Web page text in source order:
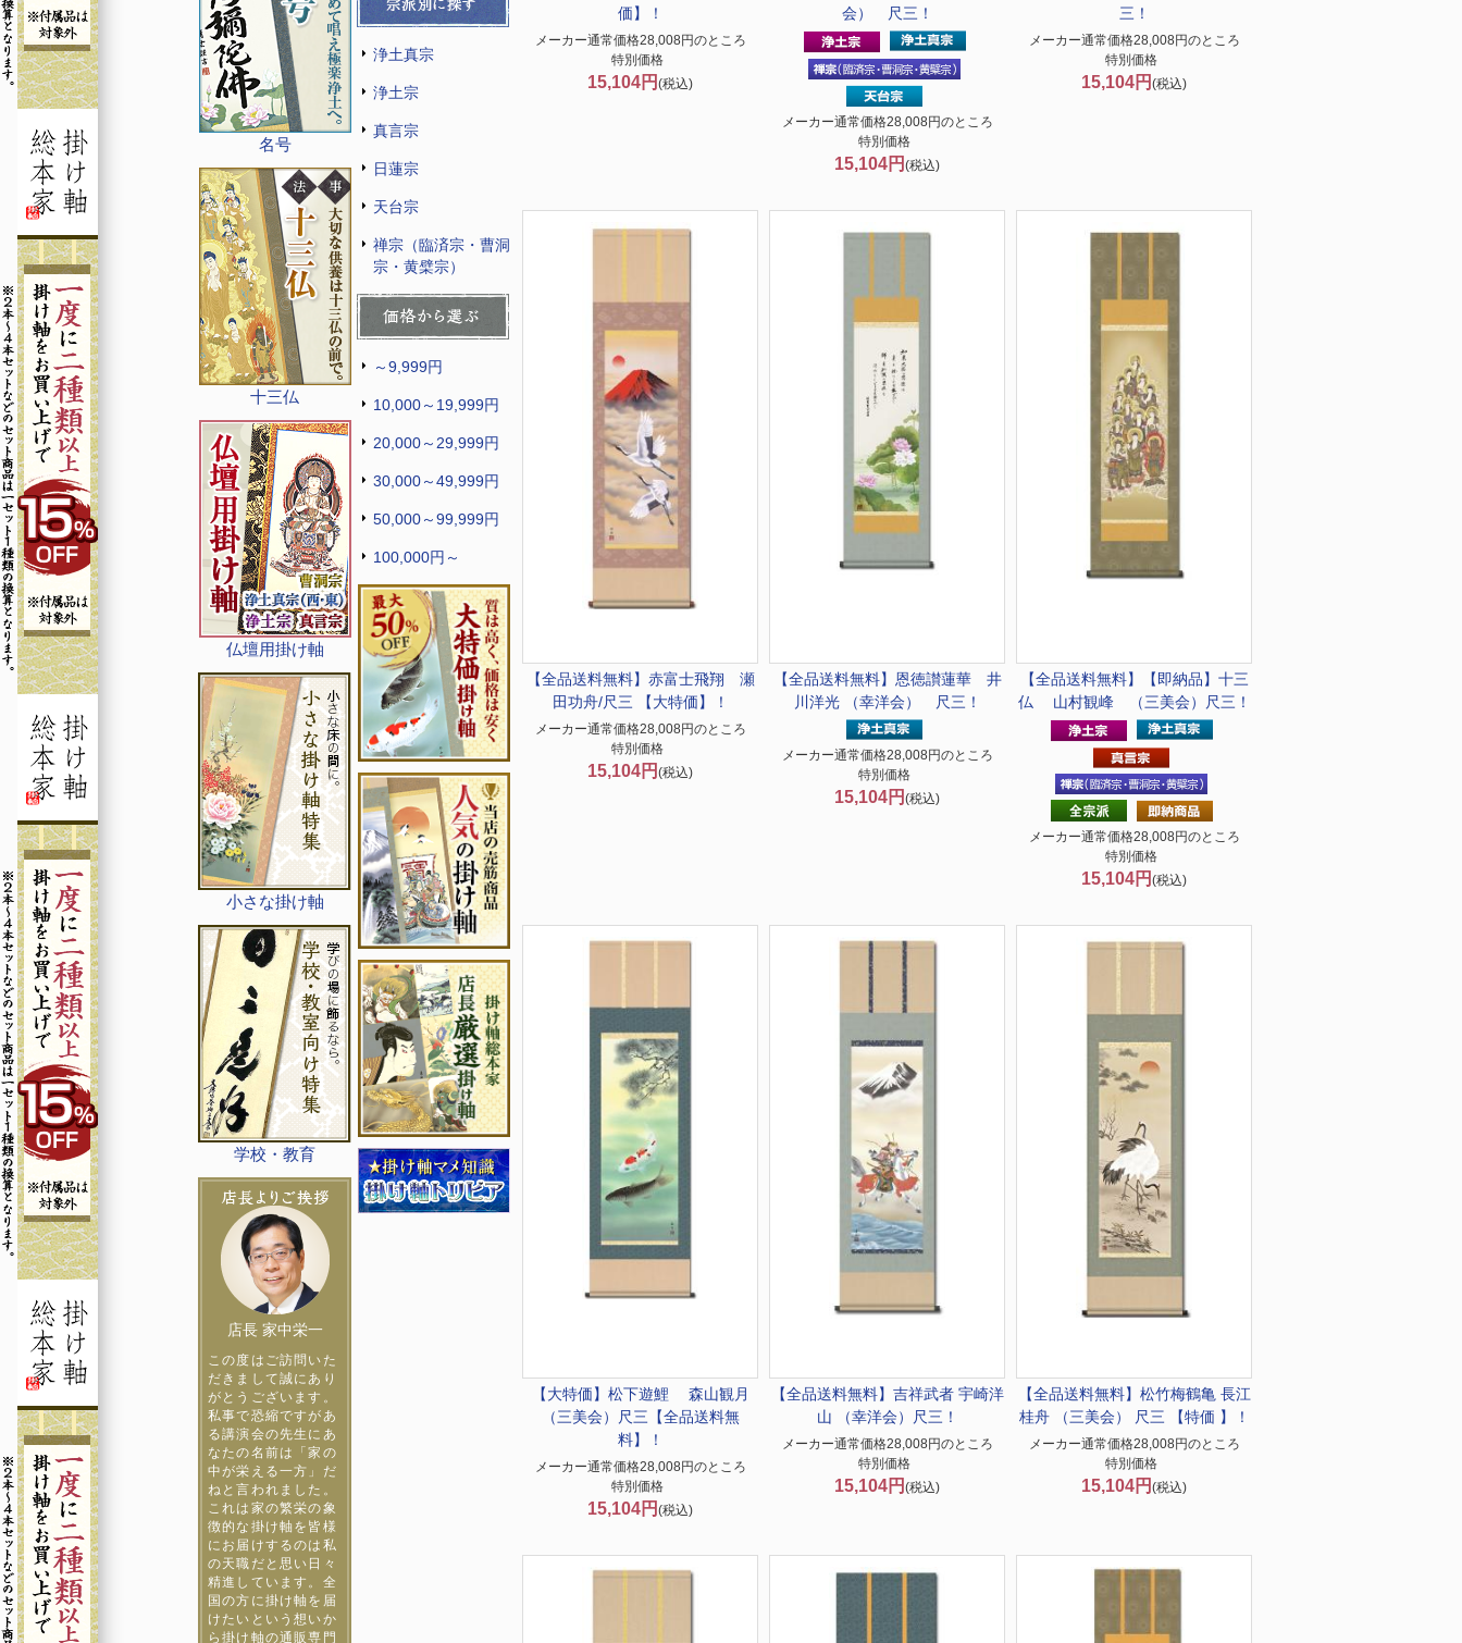
名号
十三仏
仏壇用掛け軸
小さな掛け軸
学校・教育
店長 家中栄一
この度はご訪問いた
だきまして誠にあり
がとうございます。
私事で恐縮ですがあ
る講演会の先生にあ
なたの名前は「家の
中が栄える一方」だ
ねと言われました。
これは家の繁栄の象
徴的な掛け軸を皆様
にお届けするのは私
の天職だと思い日々
精進しています。全
国の方に掛け軸を届
けたいという想いか
ら掛け軸の通販専門
浄土真宗
浄土宗
真言宗
日蓮宗
天台宗
禅宗（臨済宗・曹洞
宗・黄檗宗）
～9,999円
10,000～19,999円
20,000～29,999円
30,000～49,999円
50,000～99,999円
100,000円～
価】！
メーカー通常価格28,008円のところ
特別価格
15,104円 (税込)
会） 尺三！
メーカー通常価格28,008円のところ
特別価格
15,104円 (税込)
三！
メーカー通常価格28,008円のところ
特別価格
15,104円 (税込)
【全品送料無料】 赤富士飛翔 瀬
田功舟/尺三 【大特価】！
メーカー通常価格28,008円のところ
特別価格
15,104円 (税込)
【全品送料無料】 恩徳讃蓮華 井
川洋光 （幸洋会） 尺三！
メーカー通常価格28,008円のところ
特別価格
15,104円 (税込)
【全品送料無料】
【即納品】十三
仏 山村観峰 （三美会）尺三！
メーカー通常価格28,008円のところ
特別価格
15,104円 (税込)
【大特価】 松下遊鯉 森山観月
（三美会）尺三【全品送料無
料】！
メーカー通常価格28,008円のところ
特別価格
15,104円 (税込)
【全品送料無料】 吉祥武者 宇崎洋
山 （幸洋会）尺三！
メーカー通常価格28,008円のところ
特別価格
15,104円 (税込)
【全品送料無料】 松竹梅鶴亀 長江
桂舟 （三美会） 尺三 【特価 】！
メーカー通常価格28,008円のところ
特別価格
15,104円 (税込)